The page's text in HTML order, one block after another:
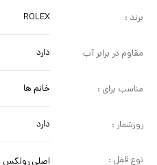
برند : ROLEX
مقاوم در برابر آب دارد
مناسب برای : خانم ها
روزشمار : دارد
نوع قفل : اصلی رولکس